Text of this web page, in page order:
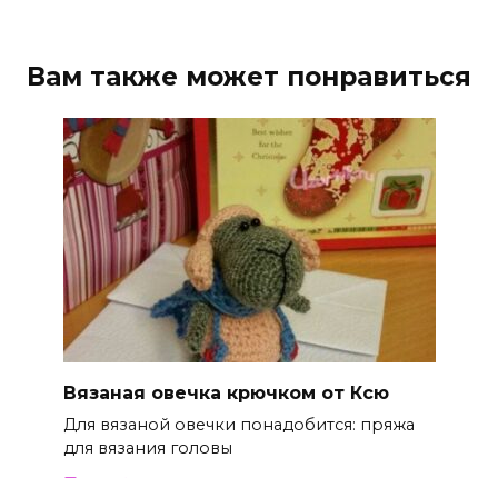
Вам также может понравиться
Вязаная овечка крючком от Ксю
Для вязаной овечки понадобится: пряжа
для вязания головы